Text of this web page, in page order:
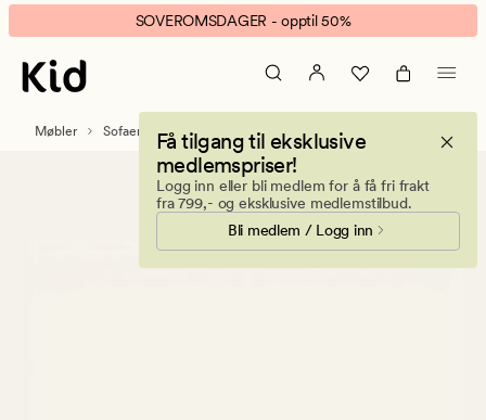
Ava
sofa
sjeselong
venstre
banner.
Klikk
ESCAPE
SOVEROMSDAGER - opptil 50%
Få tilgang til eksklusive
medlemspriser!
Logg inn eller bli medlem for å få fri frakt
fra 799,- og eksklusive medlemstilbud.
Bli medlem / Logg inn
Møbler Sofaer Sofaer med sjeselong